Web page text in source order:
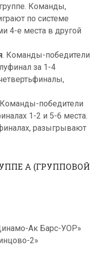
Команды,
по системе
4-е места в другой
. Команды-победители
за 1-4
победители
1-2 и 5-6 места.
разыгрывают
А (ГРУППОВОЙ
Ак Барс-УОР»
2»